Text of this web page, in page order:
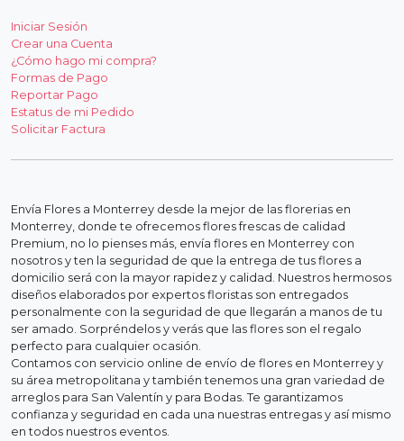
Iniciar Sesión
Crear una Cuenta
¿Cómo hago mi compra?
Formas de Pago
Reportar Pago
Estatus de mi Pedido
Solicitar Factura
Envía Flores a Monterrey desde la mejor de las florerias en
Monterrey, donde te ofrecemos flores frescas de calidad
Premium, no lo pienses más, envía flores en Monterrey con
nosotros y ten la seguridad de que la entrega de tus flores a
domicilio será con la mayor rapidez y calidad. Nuestros hermosos
diseños elaborados por expertos floristas son entregados
personalmente con la seguridad de que llegarán a manos de tu
ser amado. Sorpréndelos y verás que las flores son el regalo
perfecto para cualquier ocasión.
Contamos con servicio online de envío de flores en Monterrey y
su área metropolitana y también tenemos una gran variedad de
arreglos para San Valentín y para Bodas. Te garantizamos
confianza y seguridad en cada una nuestras entregas y así mismo
en todos nuestros eventos.